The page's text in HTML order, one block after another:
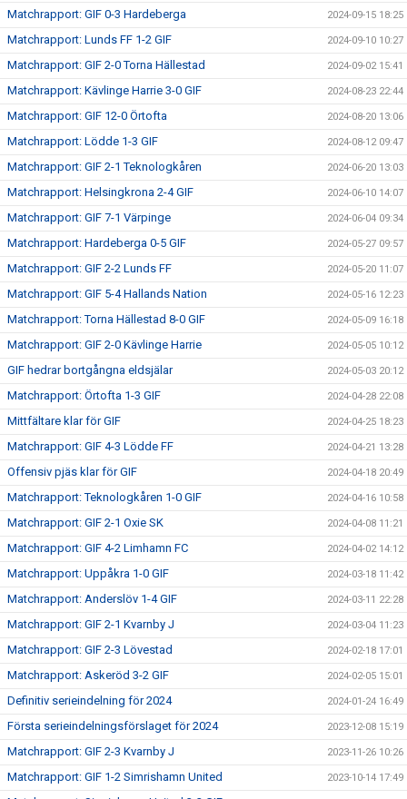
Matchrapport: GIF 0-3 Hardeberga 2024-09-15 18:25
Matchrapport: Lunds FF 1-2 GIF 2024-09-10 10:27
Matchrapport: GIF 2-0 Torna Hällestad 2024-09-02 15:41
Matchrapport: Kävlinge Harrie 3-0 GIF 2024-08-23 22:44
Matchrapport: GIF 12-0 Örtofta 2024-08-20 13:06
Matchrapport: Lödde 1-3 GIF 2024-08-12 09:47
Matchrapport: GIF 2-1 Teknologkåren 2024-06-20 13:03
Matchrapport: Helsingkrona 2-4 GIF 2024-06-10 14:07
Matchrapport: GIF 7-1 Värpinge 2024-06-04 09:34
Matchrapport: Hardeberga 0-5 GIF 2024-05-27 09:57
Matchrapport: GIF 2-2 Lunds FF 2024-05-20 11:07
Matchrapport: GIF 5-4 Hallands Nation 2024-05-16 12:23
Matchrapport: Torna Hällestad 8-0 GIF 2024-05-09 16:18
Matchrapport: GIF 2-0 Kävlinge Harrie 2024-05-05 10:12
GIF hedrar bortgångna eldsjälar 2024-05-03 20:12
Matchrapport: Örtofta 1-3 GIF 2024-04-28 22:08
Mittfältare klar för GIF 2024-04-25 18:23
Matchrapport: GIF 4-3 Lödde FF 2024-04-21 13:28
Offensiv pjäs klar för GIF 2024-04-18 20:49
Matchrapport: Teknologkåren 1-0 GIF 2024-04-16 10:58
Matchrapport: GIF 2-1 Oxie SK 2024-04-08 11:21
Matchrapport: GIF 4-2 Limhamn FC 2024-04-02 14:12
Matchrapport: Uppåkra 1-0 GIF 2024-03-18 11:42
Matchrapport: Anderslöv 1-4 GIF 2024-03-11 22:28
Matchrapport: GIF 2-1 Kvarnby J 2024-03-04 11:23
Matchrapport: GIF 2-3 Lövestad 2024-02-18 17:01
Matchrapport: Askeröd 3-2 GIF 2024-02-05 15:01
Definitiv serieindelning för 2024 2024-01-24 16:49
Första serieindelningsförslaget för 2024 2023-12-08 15:19
Matchrapport: GIF 2-3 Kvarnby J 2023-11-26 10:26
Matchrapport: GIF 1-2 Simrishamn United 2023-10-14 17:49